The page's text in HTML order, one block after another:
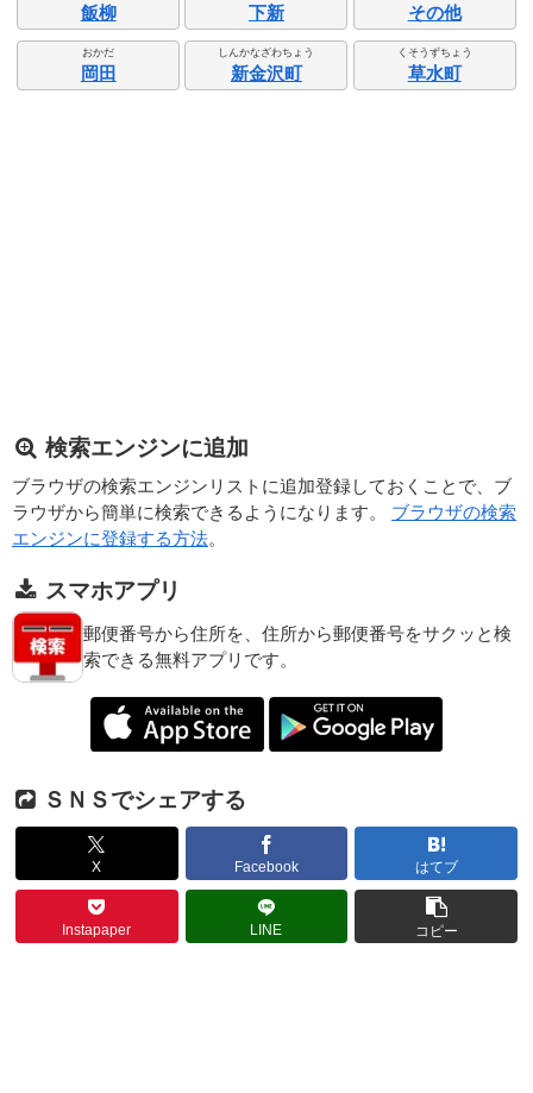
飯柳 下新 その他
おかだ
岡田
しんかなざわちょう
新金沢町
くそうずちょう
草水町
検索エンジンに追加
ブラウザの検索エンジンリストに追加登録しておくことで、ブ
ラウザから簡単に検索できるようになります。 ブラウザの検索
エンジンに登録する方法。
スマホアプリ
郵便番号から住所を、住所から郵便番号をサクッと検
索できる無料アプリです。
ＳＮＳでシェアする
X Facebook はてブ
Instapaper LINE コピー